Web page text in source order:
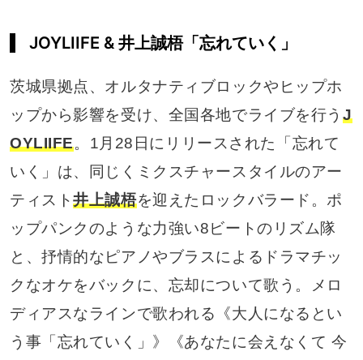
JOYLIIFE & 井上誠梧「忘れていく」
茨城県拠点、オルタナティブロックやヒップホ
ップから影響を受け、全国各地でライブを行う J
OYLIIFE。1月28日にリリースされた「忘れて
いく」は、同じくミクスチャースタイルのアー
ティスト井上誠梧を迎えたロックバラード。ポ
ップパンクのような力強い8ビートのリズム隊
と、抒情的なピアノやブラスによるドラマチッ
クなオケをバックに、忘却について歌う。メロ
ディアスなラインで歌われる《大人になるとい
う事「忘れていく」》《あなたに会えなくて 今